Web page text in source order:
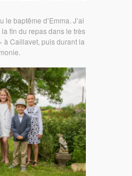
baptême d’Emma. J’ai
fin du repas dans le très
à Caillavet, puis durant la